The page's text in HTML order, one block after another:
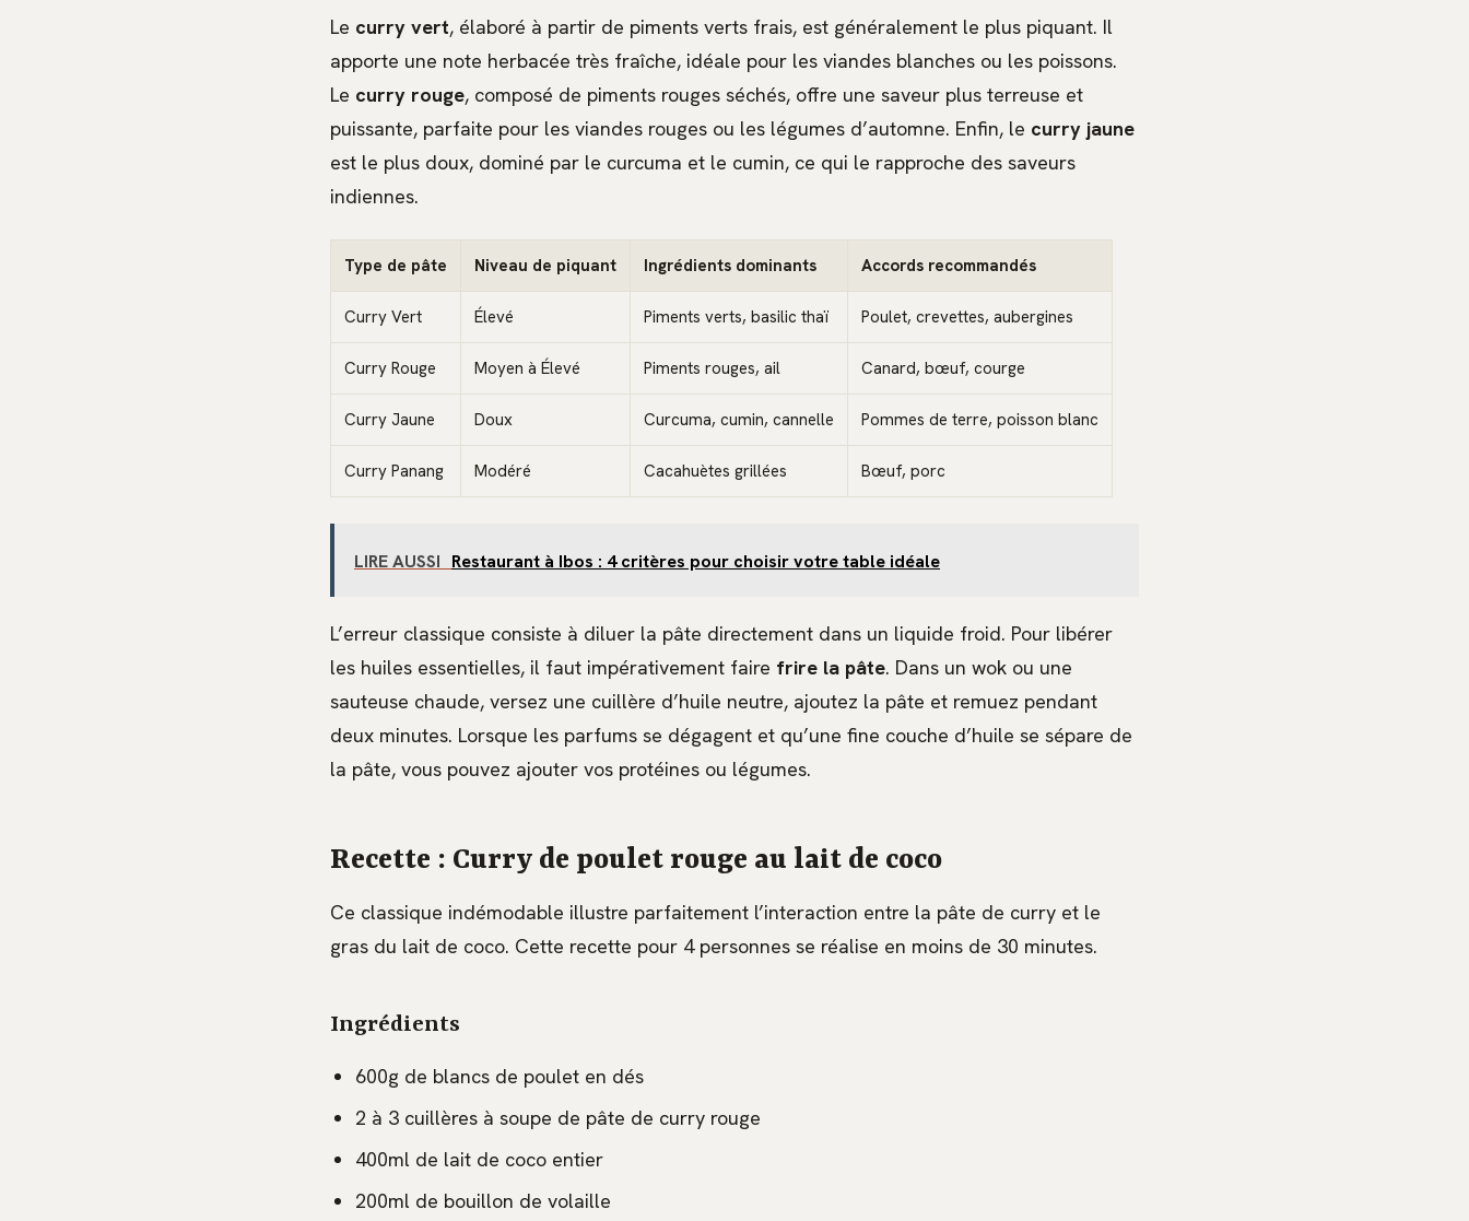
Le curry vert, élaboré à partir de piments verts frais, est généralement le plus piquant. Il
apporte une note herbacée très fraîche, idéale pour les viandes blanches ou les poissons.
Le curry rouge, composé de piments rouges séchés, offre une saveur plus terreuse et
puissante, parfaite pour les viandes rouges ou les légumes d’automne. Enfin, le curry jaune
est le plus doux, dominé par le curcuma et le cumin, ce qui le rapproche des saveurs
indiennes.
Type de pâte Niveau de piquant Ingrédients dominants Accords recommandés
Curry Vert Élevé Piments verts, basilic thaï Poulet, crevettes, aubergines
Curry Rouge Moyen à Élevé Piments rouges, ail Canard, bœuf, courge
Curry Jaune Doux Curcuma, cumin, cannelle Pommes de terre, poisson blanc
Curry Panang Modéré Cacahuètes grillées Bœuf, porc
LIRE AUSSI Restaurant à Ibos : 4 critères pour choisir votre table idéale
L’erreur classique consiste à diluer la pâte directement dans un liquide froid. Pour libérer
les huiles essentielles, il faut impérativement faire frire la pâte. Dans un wok ou une
sauteuse chaude, versez une cuillère d’huile neutre, ajoutez la pâte et remuez pendant
deux minutes. Lorsque les parfums se dégagent et qu’une fine couche d’huile se sépare de
la pâte, vous pouvez ajouter vos protéines ou légumes.
Recette : Curry de poulet rouge au lait de coco
Ce classique indémodable illustre parfaitement l’interaction entre la pâte de curry et le
gras du lait de coco. Cette recette pour 4 personnes se réalise en moins de 30 minutes.
Ingrédients
600g de blancs de poulet en dés
2 à 3 cuillères à soupe de pâte de curry rouge
400ml de lait de coco entier
200ml de bouillon de volaille